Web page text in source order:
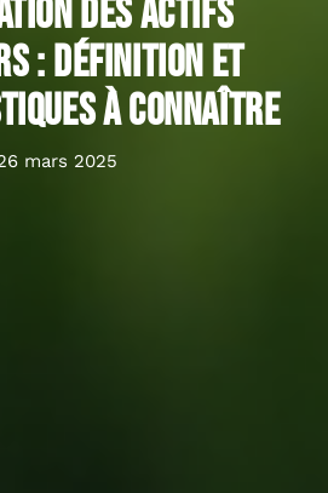
des actifs
: définition et
à connaître
mars 2025